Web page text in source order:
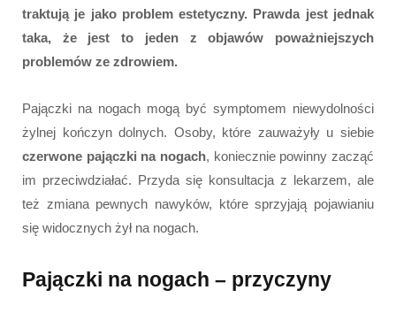
traktują je jako problem estetyczny. Prawda jest jednak
taka, że jest to jeden z objawów poważniejszych
problemów ze zdrowiem.
Pajączki na nogach mogą być symptomem niewydolności
żylnej kończyn dolnych. Osoby, które zauważyły u siebie
czerwone pajączki na nogach, koniecznie powinny zacząć
im przeciwdziałać. Przyda się konsultacja z lekarzem, ale
też zmiana pewnych nawyków, które sprzyjają pojawianiu
się widocznych żył na nogach.
Pajączki na nogach – przyczyny